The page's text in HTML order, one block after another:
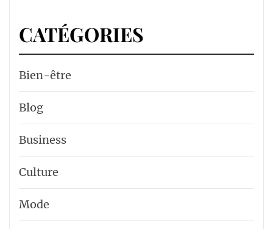
CATÉGORIES
Bien-être
Blog
Business
Culture
Mode